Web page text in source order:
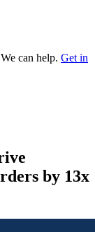
can help. Get in
by 13x